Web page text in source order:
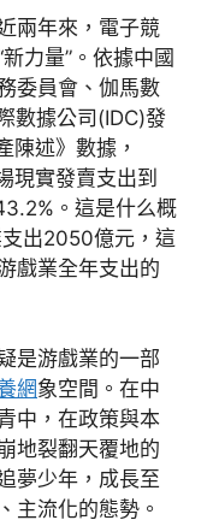
兩年來，電子競
力量”。依據中國
委員會、伽馬數
數據公司(IDC)發
陳述》數據，
現實發賣支出到
。這是什么概
出2050億元，這
戲業全年支出的
是游戲業的一部
網象空間。在中
中，在政策與本
地裂翻天覆地的
夢少年，成長至
主流化的態勢。